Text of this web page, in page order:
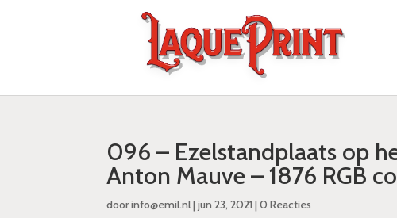
096 – Ezelstandplaats op
Anton Mauve – 1876 RGB
doorinfo@emil.nl|jun 23, 2021 |0 Reacties